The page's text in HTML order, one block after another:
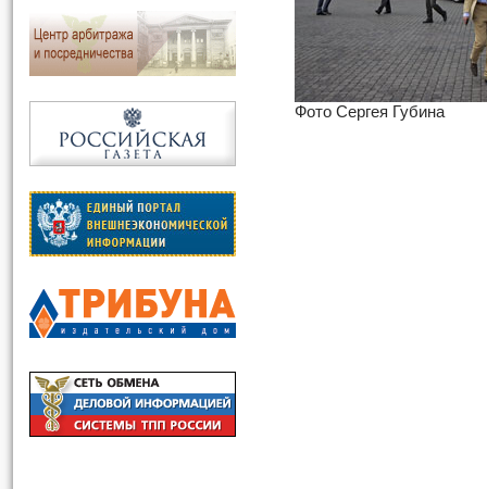
Фото Сергея Губина